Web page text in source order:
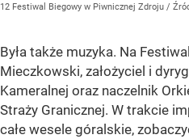
12 Festiwal Biegowy w Piwnicznej Zdroju /
Była także muzyka. Na
Mieczkowski, założyciel i
Kameralnej oraz naczelnik
Straży Granicznej. W trakcie
całe wesele góralskie,